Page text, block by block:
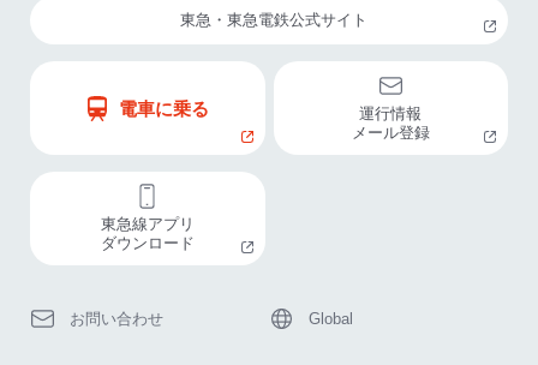
東急・東急電鉄公式サイト
電車に乗る
運行情報
メール登録
東急線アプリ
ダウンロード
お問い合わせ Global